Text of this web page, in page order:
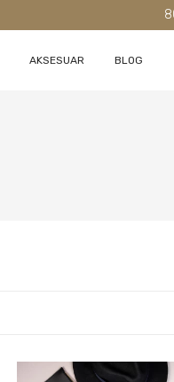
AKSESUAR BLOG